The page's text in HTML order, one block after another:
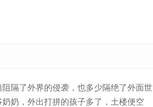
隔了外界的侵袭，也多少隔绝了外面世
奶，外出打拼的孩子多了，土楼便空